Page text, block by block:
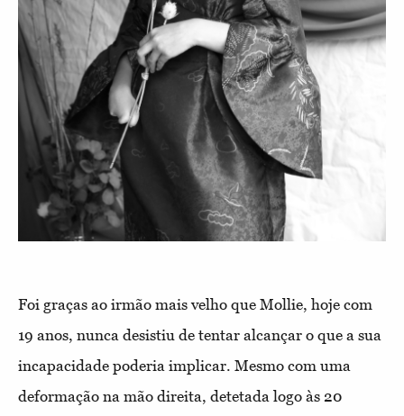
Foi graças ao irmão mais velho que Mollie, hoje com
19 anos, nunca desistiu de tentar alcançar o que a sua
incapacidade poderia implicar. Mesmo com uma
deformação na mão direita, detetada logo às 20